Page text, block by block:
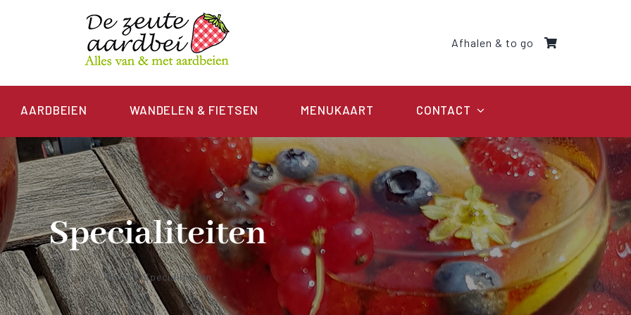
Afhalen & to go
AARDBEIEN WANDELEN & FIETSEN MENUKAART CONTACT
Specialiteiten
Home»Specialiteiten